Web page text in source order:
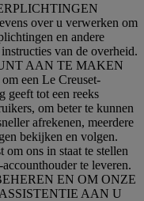
over u verwerken om
en andere
van de overheid.
AAN TE MAKEN
een Le Creuset-
geeft tot een reeks
om beter te kunnen
afrekenen, meerdere
bekijken en volgen.
ons in staat te stellen
te leveren.
EN OM ONZE
AAN U